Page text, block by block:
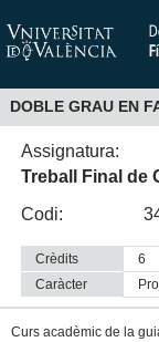
DOBLE GRAU EN
Assignatura:
Treball Final de
Codi:
Crèdits
6
Caràcter
Curs acadèmic de la